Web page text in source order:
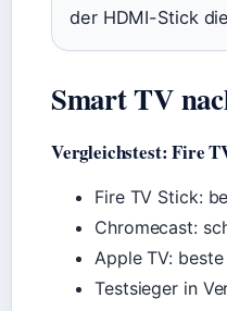
der HDMI-Stick
Smart TV
Vergleichstest: Fire
Fire TV Stick:
Chromecast:
Apple TV:
Testsieger in